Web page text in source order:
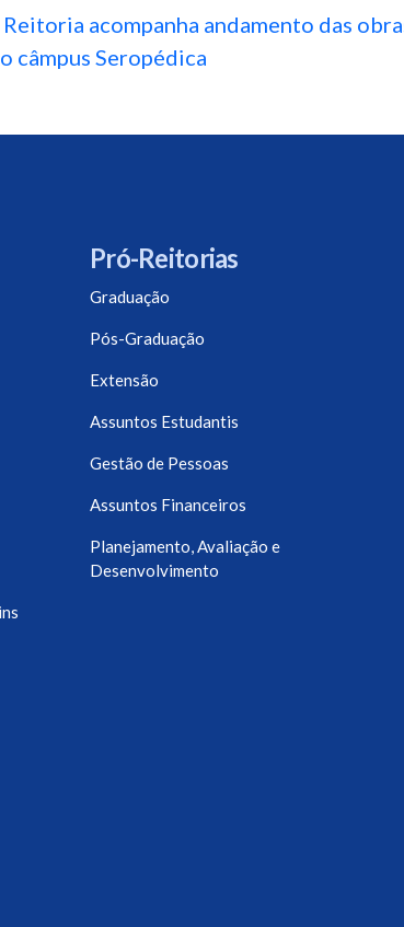
Reitoria acompanha andamento das
câmpus Seropédica
Pró-Reitorias
Graduação
Pós-Graduação
Extensão
Assuntos Estudantis
Gestão de Pessoas
Assuntos Financeiros
Planejamento, Avaliação e
Desenvolvimento